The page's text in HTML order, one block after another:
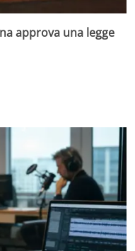
approva una legge